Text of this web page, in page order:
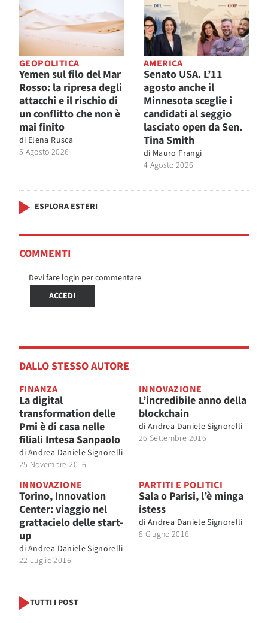
GEOPOLITICA
Yemen sul filo del Mar
Rosso: la ripresa degli
attacchi e il rischio di
un conflitto che non è
mai finito
di Elena Rusca
5 Agosto 2026
AMERICA
Senato USA. L’11
agosto anche il
Minnesota sceglie i
candidati al seggio
lasciato open da Sen.
Tina Smith
di Mauro Frangi
4 Agosto 2026
ESPLORA ESTERI
COMMENTI
Devi fare login per commentare
ACCEDI
DALLO STESSO AUTORE
FINANZA
La digital
transformation delle
Pmi è di casa nelle
filiali Intesa Sanpaolo
di Andrea Daniele Signorelli
25 Novembre 2016
INNOVAZIONE
L’incredibile anno della
blockchain
di Andrea Daniele Signorelli
26 Settembre 2016
INNOVAZIONE
Torino, Innovation
Center: viaggio nel
grattacielo delle start-
up
di Andrea Daniele Signorelli
22 Luglio 2016
PARTITI E POLITICI
Sala o Parisi, l’è minga
istess
di Andrea Daniele Signorelli
8 Giugno 2016
TUTTI I POST